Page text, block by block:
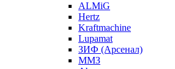
ALMiG
Hertz
Kraftmachine
Lupamat
ЗИФ (Арсенал)
ММЗ